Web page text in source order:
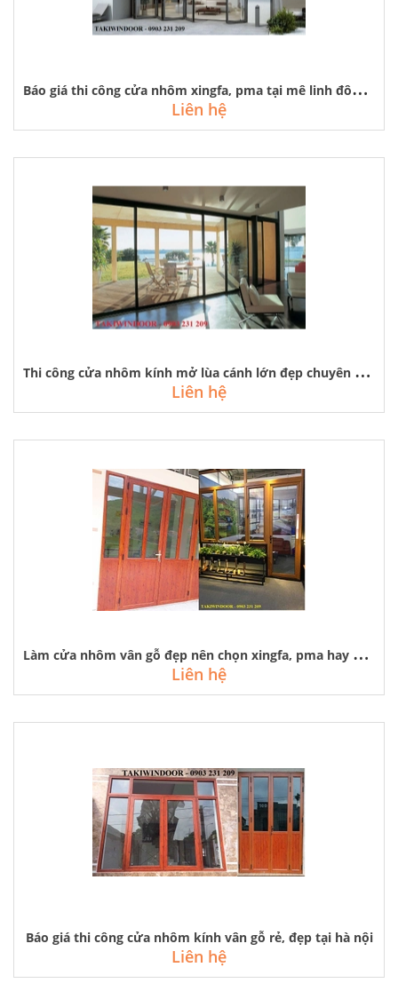
B
áo giá thi công cửa nhôm xingfa, pma tại mê linh đông anh từ liêm
Liên hệ
T
hi công cửa nhôm kính mở lùa cánh lớn đẹp chuyên nghiệp tại hà nội
Liên hệ
L
àm cửa nhôm vân gỗ đẹp nên chọn xingfa, pma hay cửa nhôm kenwin
Liên hệ
Báo giá thi công cửa nhôm kính vân gỗ rẻ, đẹp tại hà nội
Liên hệ